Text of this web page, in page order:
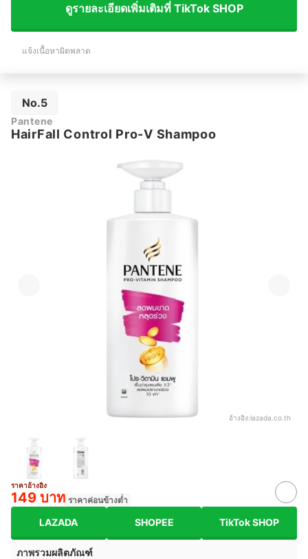
ดูรายละเอียดเพิ่มเติมที่ TikTok SHOP
แจ้งเนื้อหาผิดพลาด
No.5
Pantene
HairFall Control Pro-V Shampoo
อ้างอิง:lazada.co.th
ราคาอ้างอิง
149 บาท ราคาค่อนข้างต่ำ
LAZADA SHOPEE TikTok SHOP
ภาพรวมผลิตภัณฑ์